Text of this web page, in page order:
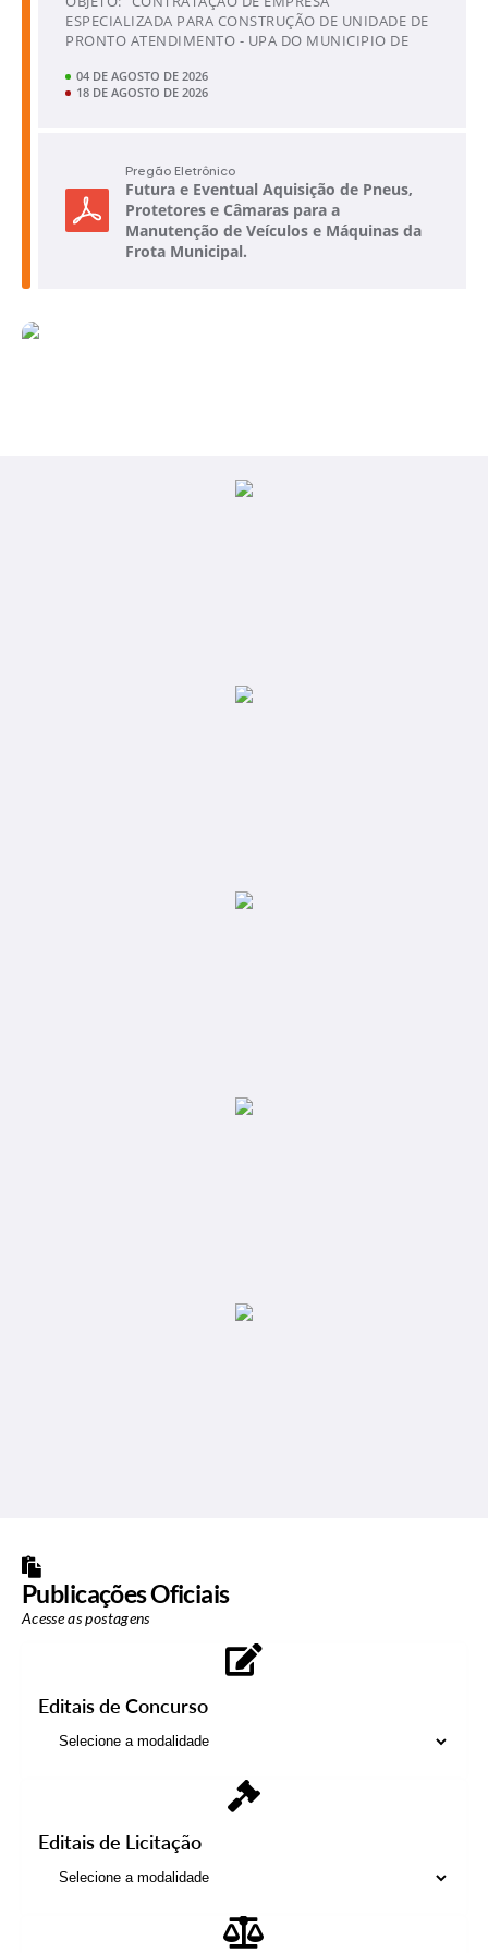
#SecretariaDeSaúde...
necessário...
ESPECIALIZADA PARA CONSTRUÇÃO DE UNIDADE DE
PRONTO ATENDIMENTO - UPA DO MUNICIPIO DE
04 DE AGOSTO DE 2026
18 DE AGOSTO DE 2026
Pregão Eletrônico
Futura e Eventual Aquisição de Pneus,
Protetores e Câmaras para a
Manutenção de Veículos e Máquinas da
Frota Municipal.
Publicações Oficiais
Acesse as postagens
Editais de Concurso
Editais de Licitação